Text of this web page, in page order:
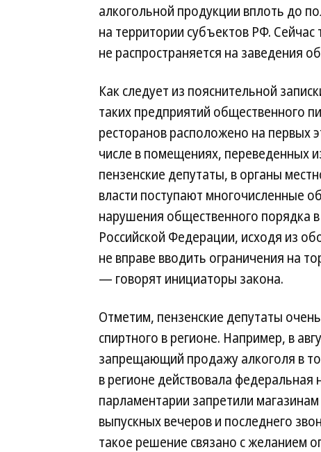
алкогольной продукции вплоть до
на территории субъектов РФ.
не распространяется на заведения
Как следует из пояснительной
таких предприятий общественного
ресторанов расположено на первых
числе в помещениях, переведенных
пензенские депутаты, в органы
власти поступают многочисленные
нарушения общественного порядка
Российской Федерации, исходя из
не вправе вводить ограничения на
— говорят инициаторы закона.
Отметим, пензенские депутаты
спиртного в регионе. Например, в
запрещающий продажу алкоголя в
в регионе действовала
парламентарии запретили
выпускных вечеров и последнего
такое решение связано с желанием